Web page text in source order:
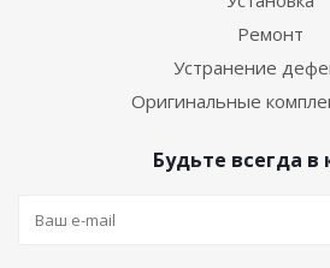
Ремонт
Устранение
Оригинальные
Будьте всегда в